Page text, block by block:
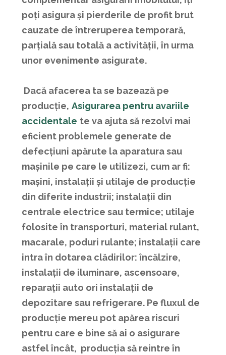
poți asigura și pierderile de profit brut
cauzate de întreruperea temporară,
parțială sau totală a activității, în urma
unor evenimente asigurate.
Dacă afacerea ta se bazează pe
producție, Asigurarea pentru avariile
accidentale te va ajuta să rezolvi mai
eficient problemele generate de
defecțiuni apărute la aparatura sau
mașinile pe care le utilizezi, cum ar fi:
mașini, instalații și utilaje de producție
din diferite industrii; instalații din
centrale electrice sau termice; utilaje
folosite în transporturi, material rulant,
macarale, poduri rulante; instalații care
intra în dotarea clădirilor: încălzire,
instalații de iluminare, ascensoare,
reparații auto ori instalații de
depozitare sau refrigerare. Pe fluxul de
producție mereu pot apărea riscuri
pentru care e bine să ai o asigurare
astfel încât, producția să reintre în